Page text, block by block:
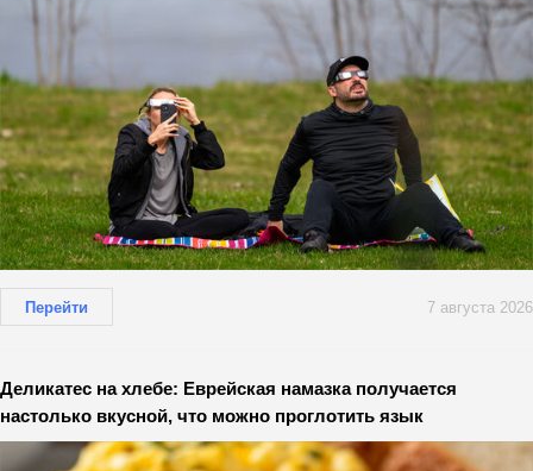
Перейти 7 августа 2026
Деликатес на хлебе: Еврейская намазка получается
настолько вкусной, что можно проглотить язык